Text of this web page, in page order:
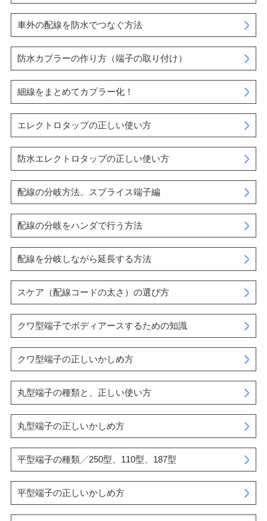
車外の配線を防水でつなぐ方法
防水カプラーの作り方（端子の取り付け）
細線をまとめてカプラー化！
エレクトロタップの正しい使い方
防水エレクトロタップの正しい使い方
配線の分岐方法。スプライス端子編
配線の分岐をハンダで行う方法
配線を分岐しながら延長する方法
スケア（配線コードの太さ）の選び方
クワ型端子でボディアースするための知識
クワ型端子の正しいかしめ方
丸型端子の種類と、正しい使い方
丸型端子の正しいかしめ方
平型端子の種類╱250型、110型、187型
平型端子の正しいかしめ方